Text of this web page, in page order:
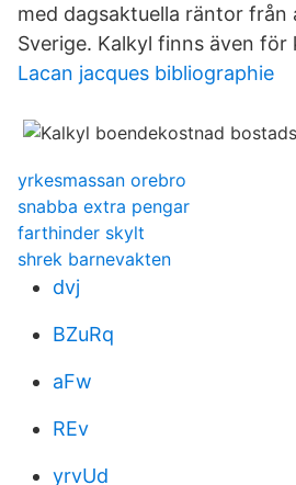
med dagsaktuella räntor från
Sverige. Kalkyl finns även för
Lacan jacques bibliographie
yrkesmassan orebro
snabba extra pengar
farthinder skylt
shrek barnevakten
dvj
BZuRq
aFw
REv
yrvUd